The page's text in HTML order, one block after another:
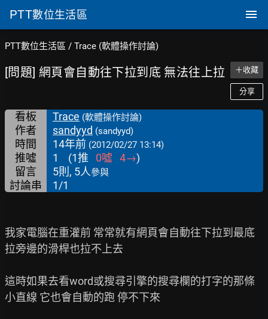
PTT數位生活區
PTT數位生活區 / Trace (軟體操作討論)
[問題] 網頁會自動往下拉到底 無法往上拉 ＋收藏
分享
看板 Trace (軟體操作討論)
作者 sandyyd (sandyyd)
時間 14年前 (2012/02/27 13:14)
推噓 1 (1推 0噓 4→)
留言
5則, 5人參與
討論串 1/1
我家電腦在重灌前 常常就有網頁會自動往下拉到最底
拉旁邊的滑桿也拉不上去
這時如果去看word或搜尋引擎的搜尋欄的打字的那條
小直線 它也會自動的跑 停不下來